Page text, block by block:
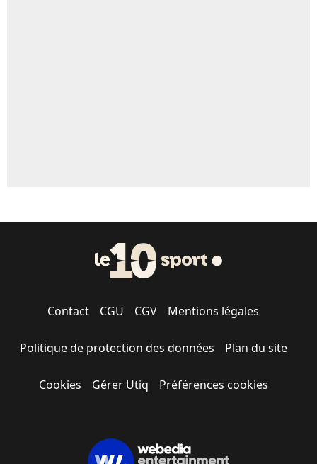
Contact CGU CGV Mentions légales
Politique de protection des données Plan du site
Cookies Gérer Utiq Préférences cookies